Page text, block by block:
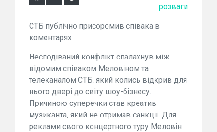
розваги
СТБ публічно присоромив співака в
коментарях
Несподіваний конфлікт спалахнув між
відомим співаком Меловіном та
телеканалом СТБ, який колись відкрив для
нього двері до світу шоу-бізнесу.
Причиною суперечки став креатив
музиканта, який не отримав санкції. Для
реклами свого концертного туру Меловін